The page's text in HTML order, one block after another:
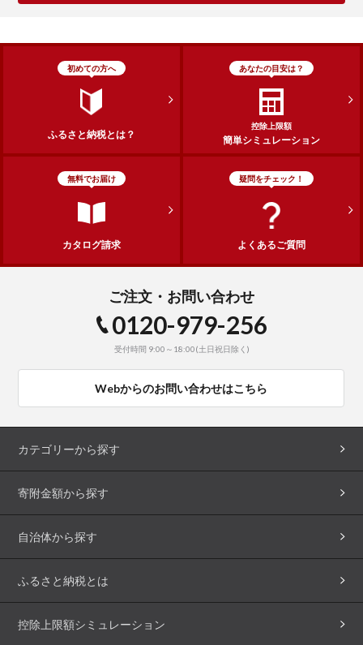
初めての方へ
ふるさと納税とは？
あなたの目安は？
控除上限額
簡単シミュレーション
無料でお届け
カタログ請求
疑問をチェック！
よくあるご質問
ご注文・お問い合わせ
0120-979-256
受付時間 9:00～18:00(土日祝日除く)
Webからのお問い合わせはこちら
カテゴリーから探す
寄附金額から探す
自治体から探す
ふるさと納税とは
控除上限額シミュレーション